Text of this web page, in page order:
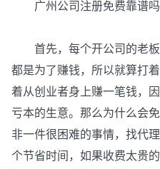
广州公司注册免费靠谱吗
首先，每个开公司的老板
都是为了赚钱，所以就算打
着从创业者身上赚一笔钱，
亏本的生意。那么为什么会
非一件很困难的事情，找代
个节省时间，如果收费太贵